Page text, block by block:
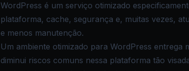
WordPress é um serviço otimizado
plataforma, cache, segurança e, muitas vezes,
e menos manutenção.
Um ambiente otimizado para WordPress entrega
diminui riscos comuns nessa plataforma tão